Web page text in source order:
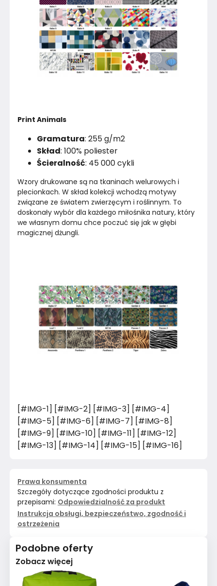
Print Animals
Gramatura: 255 g/m2
Skład: 100% poliester
Ścieralność: 45 000 cykli
Wzory drukowane są na tkaninach welurowych i
plecionkach. W skład kolekcji wchodzą motywy
związane ze światem zwierzęcym i roślinnym. To
doskonały wybór dla każdego miłośnika natury, który
we własnym domu chce poczuć się jak w głębi
magicznej dżungli.
[#IMG-1] [#IMG-2] [#IMG-3] [#IMG-4]
[#IMG-5] [#IMG-6] [#IMG-7] [#IMG-8]
[#IMG-9] [#IMG-10] [#IMG-11] [#IMG-12]
[#IMG-13] [#IMG-14] [#IMG-15] [#IMG-16]
Prawa konsumenta
Szczegóły dotyczące zgodności produktu z
przepisami: Odpowiedzialność za produkt
Instrukcja obsługi, bezpieczeństwo, zgodność i
ostrzeżenia
Podobne oferty
Zobacz więcej